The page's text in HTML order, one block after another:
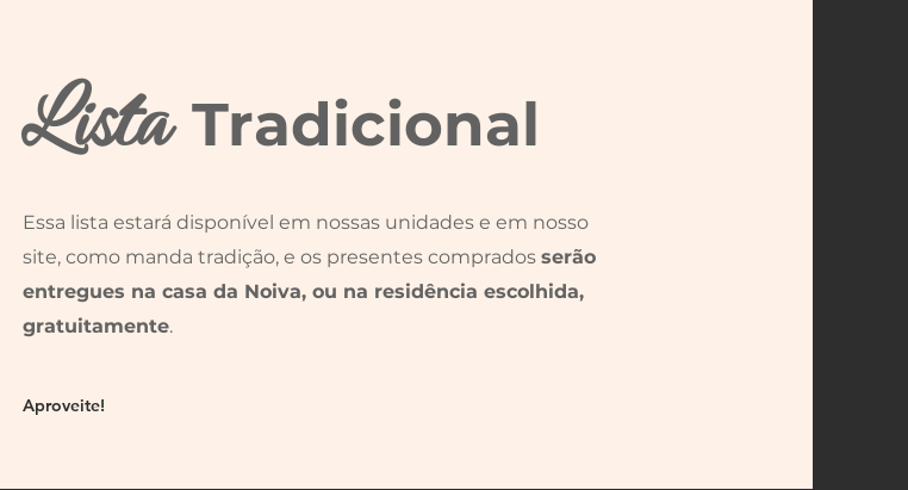
Lista Tradicional
Essa lista estará disponível em nossas unidades e em nosso
site, como manda tradição, e os presentes comprados serão
entregues na casa da Noiva, ou na residência escolhida,
gratuitamente.
Aproveite!